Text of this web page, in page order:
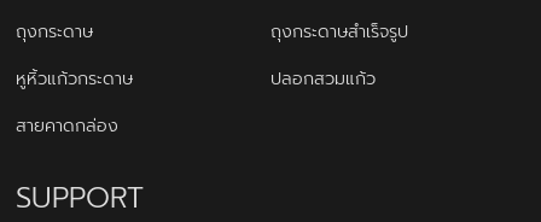
ถุงกระดาษ
ถุงกระดาษสำเร็จรูป
หูหิ้วแก้วกระดาษ
ปลอกสวมแก้ว
สายคาดกล่อง
SUPPORT